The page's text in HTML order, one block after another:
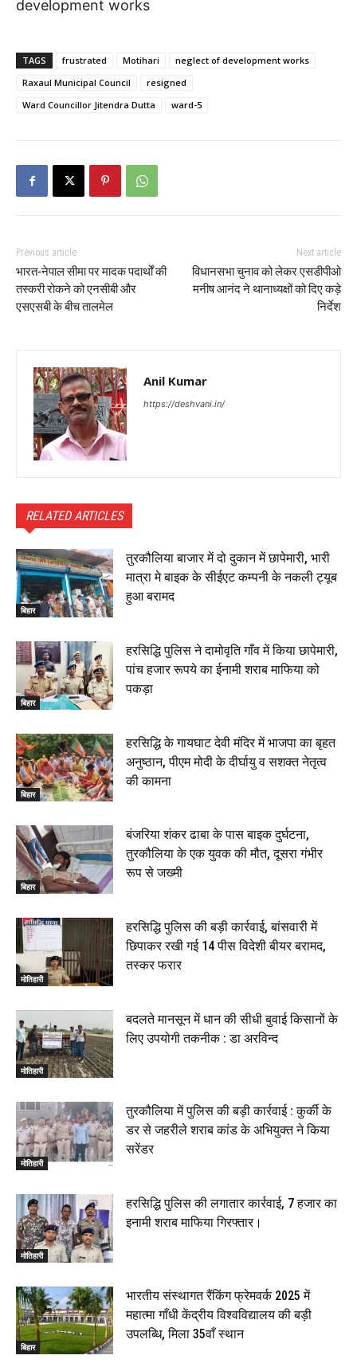
development works
TAGS frustrated Motihari
neglect of development works
Raxaul Municipal Council
resigned
Ward Councillor Jitendra Dutta
ward-5
Previous article
भारत-नेपाल सीमा पर मादक पदार्थों की
तस्करी रोकने को एनसीबी और
एसएसबी के बीच तालमेल
Next article
विधानसभा चुनाव को लेकर एसडीपीओ
मनीष आनंद ने थानाध्यक्षों को दिए कड़े
निर्देश
Anil Kumar
https://deshvani.in/
RELATED ARTICLES
बिहार
तुरकौलिया बाजार में दो दुकान में छापेमारी, भारी
मात्रा मे बाइक के सीईएट कम्पनी के नकली ट्यूब
हुआ बरामद
बिहार
हरसिद्धि पुलिस ने दामोवृति गाँव में किया छापेमारी,
पांच हजार रूपये का ईनामी शराब माफिया को
पकड़ा
बिहार
हरसिद्धि के गायघाट देवी मंदिर में भाजपा का बृहत
अनुष्ठान, पीएम मोदी के दीर्घायु व सशक्त नेतृत्व
की कामना
बिहार
बंजरिया शंकर ढाबा के पास बाइक दुर्घटना,
तुरकौलिया के एक युवक की मौत, दूसरा गंभीर
रूप से जख्मी
मोतिहारी
हरसिद्धि पुलिस की बड़ी कार्रवाई, बांसवारी में
छिपाकर रखी गई 14 पीस विदेशी बीयर बरामद,
तस्कर फरार
मोतिहारी
बदलते मानसून में धान की सीधी बुवाई किसानों के
लिए उपयोगी तकनीक : डा अरविन्द
मोतिहारी
तुरकौलिया में पुलिस की बड़ी कार्रवाई : कुर्की के
डर से जहरीले शराब कांड के अभियुक्त ने किया
सरेंडर
मोतिहारी
हरसिद्धि पुलिस की लगातार कार्रवाई, 7 हजार का
इनामी शराब माफिया गिरफ्तार।
बिहार
भारतीय संस्थागत रैंकिंग फ्रेमवर्क 2025 में
महात्मा गाँधी केंद्रीय विश्वविद्यालय की बड़ी
उपलब्धि, मिला 35वाँ स्थान